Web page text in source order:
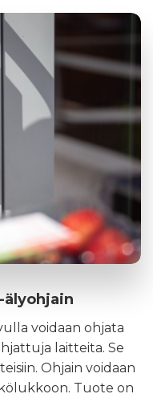
älyohjain
voidaan ohjata
laitteita. Se
Ohjain voidaan
Tuote on